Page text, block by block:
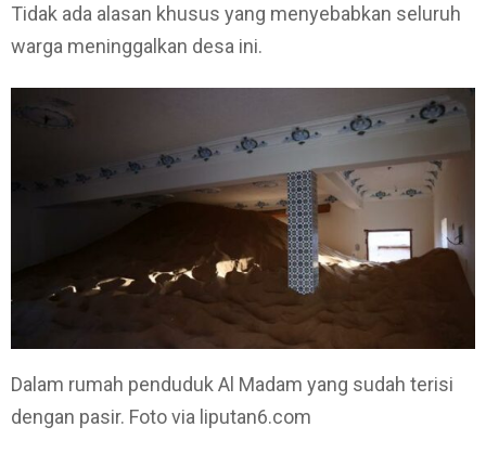
Tidak ada alasan khusus yang menyebabkan seluruh
warga meninggalkan desa ini.
Dalam rumah penduduk Al Madam yang sudah terisi
dengan pasir. Foto via liputan6.com